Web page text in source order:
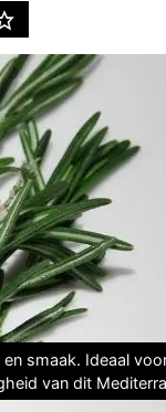
smaak. Ideaal
van dit